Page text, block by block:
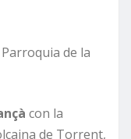
de la
con la
de Torrent,